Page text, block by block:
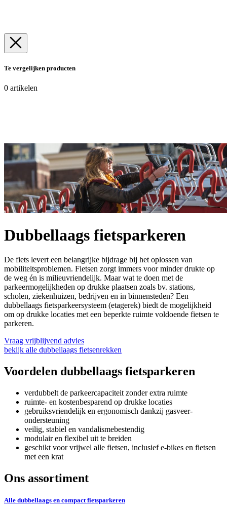
Te vergelijken producten
0 artikelen
Dubbellaags fietsparkeren
De fiets levert een belangrijke bijdrage bij het oplossen van
mobiliteitsproblemen. Fietsen zorgt immers voor minder drukte op
de weg én is milieuvriendelijk. Maar wat te doen met de
parkeermogelijkheden op drukke plaatsen zoals bv. stations,
scholen, ziekenhuizen, bedrijven en in binnensteden? Een
dubbellaags fietsparkeersysteem (etagerek) biedt de mogelijkheid
om op drukke locaties met een beperkte ruimte voldoende fietsen te
parkeren.
Vraag vrijblijvend advies
bekijk alle dubbellaags fietsenrekken
Voordelen dubbellaags fietsparkeren
verdubbelt de parkeer­capaciteit zonder extra ruimte
ruimte‑ en kostenbesparend op drukke locaties
gebruiksvriendelijk en ergonomisch dankzij gasveer-
ondersteuning
veilig, stabiel en vandalismebestendig
modulair en flexibel uit te breiden
geschikt voor vrijwel alle fietsen, inclusief e-bikes en fietsen
met een krat
Ons assortiment
Alle dubbellaags en compact fietsparkeren